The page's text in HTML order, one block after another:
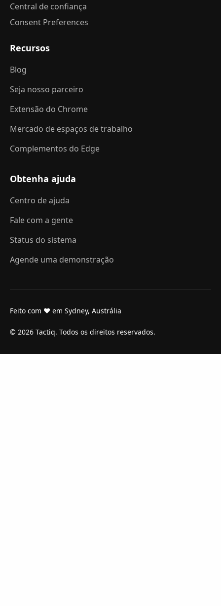
Central de confiança
Consent Preferences
Recursos
Blog
Seja nosso parceiro
Extensão do Chrome
Mercado de espaços de trabalho
Complementos do Edge
Obtenha ajuda
Centro de ajuda
Fale com a gente
Status do sistema
Agende uma demonstração
© 2026 Tactiq. Todos os direitos reservados.
Feito com ❤ em Sydney, Austrália